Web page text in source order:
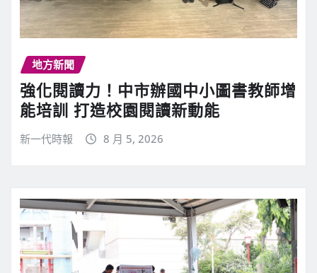
地方新聞
強化閱讀力！中市辦國中小圖書教師增
能培訓 打造校園閱讀新動能
新一代時報 8 月 5, 2026